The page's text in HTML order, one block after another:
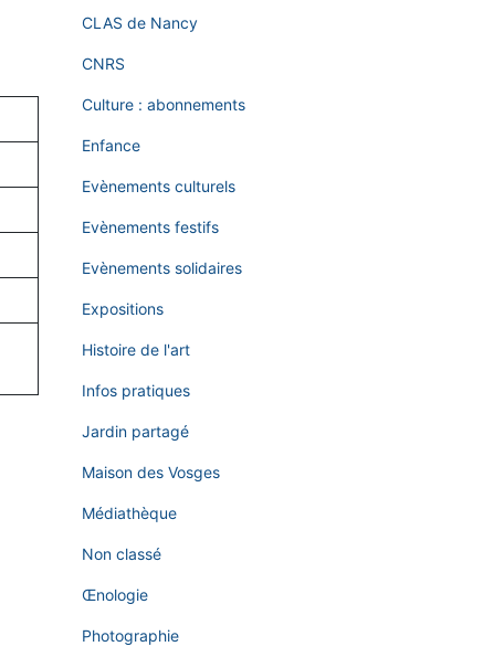
CLAS de Nancy
CNRS
Culture : abonnements
Enfance
Evènements culturels
Evènements festifs
Evènements solidaires
Expositions
Histoire de l'art
Infos pratiques
Jardin partagé
Maison des Vosges
Médiathèque
Non classé
Œnologie
Photographie